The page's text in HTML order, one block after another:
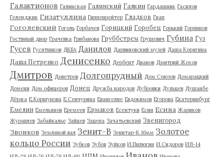
Галактионов Галинская Галинский Галкин Гардашник Гасилов
Геленджик Гизатуллина Гиппенрейтер Гладков Гнап
Гоголевский Гоголь Горбачев Горицкий Горобец Горький Горяинов
Гостиный двор Грачевка Грибанова Груббстрем Грушевич Губина Гуз
Гусев Гусятников ДКБА Данилов Дарвиновский музей Даша Корягина
Даша Петренко Денисенко Дербент Дианов Дмитрий Жохов
Дмитров Доветров Долгопрудный Дом Союзов Домарацкий
Домени Дом офицеров Донец Дружба народов Дубровки Дульцев Душанбе
Дёржа Е.Коршунова Е.Сенчурина Евангелие Евдокимов Егорова Екатеринбург
Емелин Емельянов Еремеев Ермаков Есентуки Есин Есина Жариков
Журавлев Забайкалье Зайцев Зацепа Зачатьевский Звенигород
Звонков Земляной вал Зенит-В Зенитар-К 16мм Золотое
кольцо России Зубков Зубов Зуйков И.Пилюгин И.Сидоров ИЛ-14